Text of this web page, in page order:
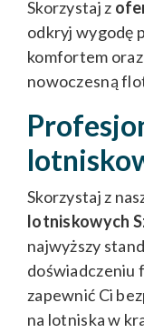
Skorzystaj z
odkryj wygodę
komfortem
nowoczesną
Skorzystaj z
lotniskowych
najwyższy
doświadczeniu
zapewnić Ci
na lotniska w